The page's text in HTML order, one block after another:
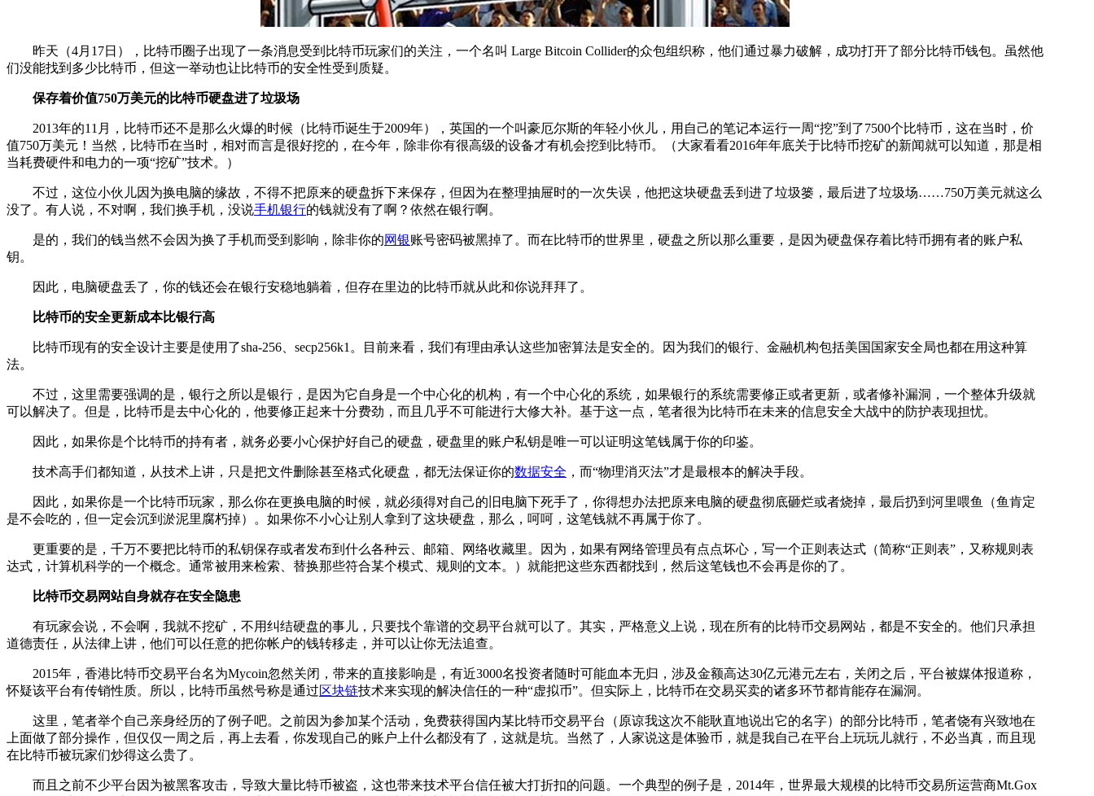
昨天（4月17日），比特币圈子出现了一条消息受到比特币玩家们的关注，一个名叫 Large Bitcoin Collider的众包组织称，他们通过暴力破解，成功打开了部分比特币钱包。虽然他
们没能找到多少比特币，但这一举动也让比特币的安全性受到质疑。
保存着价值750万美元的比特币硬盘进了垃圾场
2013年的11月，比特币还不是那么火爆的时候（比特币诞生于2009年），英国的一个叫豪厄尔斯的年轻小伙儿，用自己的笔记本运行一周“挖”到了7500个比特币，这在当时，价
值750万美元！当然，比特币在当时，相对而言是很好挖的，在今年，除非你有很高级的设备才有机会挖到比特币。（大家看看2016年年底关于比特币挖矿的新闻就可以知道，那是相
当耗费硬件和电力的一项“挖矿”技术。）
不过，这位小伙儿因为换电脑的缘故，不得不把原来的硬盘拆下来保存，但因为在整理抽屉时的一次失误，他把这块硬盘丢到进了垃圾篓，最后进了垃圾场……750万美元就这么
没了。有人说，不对啊，我们换手机，没说手机银行的钱就没有了啊？依然在银行啊。
是的，我们的钱当然不会因为换了手机而受到影响，除非你的网银账号密码被黑掉了。而在比特币的世界里，硬盘之所以那么重要，是因为硬盘保存着比特币拥有者的账户私
钥。
因此，电脑硬盘丢了，你的钱还会在银行安稳地躺着，但存在里边的比特币就从此和你说拜拜了。
比特币的安全更新成本比银行高
比特币现有的安全设计主要是使用了sha-256、secp256k1。目前来看，我们有理由承认这些加密算法是安全的。因为我们的银行、金融机构包括美国国家安全局也都在用这种算
法。
不过，这里需要强调的是，银行之所以是银行，是因为它自身是一个中心化的机构，有一个中心化的系统，如果银行的系统需要修正或者更新，或者修补漏洞，一个整体升级就
可以解决了。但是，比特币是去中心化的，他要修正起来十分费劲，而且几乎不可能进行大修大补。基于这一点，笔者很为比特币在未来的信息安全大战中的防护表现担忧。
因此，如果你是个比特币的持有者，就务必要小心保护好自己的硬盘，硬盘里的账户私钥是唯一可以证明这笔钱属于你的印鉴。
技术高手们都知道，从技术上讲，只是把文件删除甚至格式化硬盘，都无法保证你的数据安全 ，而“物理消灭法”才是最根本的解决手段。
因此，如果你是一个比特币玩家，那么你在更换电脑的时候，就必须得对自己的旧电脑下死手了，你得想办法把原来电脑的硬盘彻底砸烂或者烧掉，最后扔到河里喂鱼（鱼肯定
是不会吃的，但一定会沉到淤泥里腐朽掉）。如果你不小心让别人拿到了这块硬盘，那么，呵呵，这笔钱就不再属于你了。
更重要的是，千万不要把比特币的私钥保存或者发布到什么各种云、邮箱、网络收藏里。因为，如果有网络管理员有点点坏心，写一个正则表达式（简称“正则表”，又称规则表
达式，计算机科学的一个概念。通常被用来检索、替换那些符合某个模式、规则的文本。）就能把这些东西都找到，然后这笔钱也不会再是你的了。
比特币交易网站自身就存在安全隐患
有玩家会说，不会啊，我就不挖矿，不用纠结硬盘的事儿，只要找个靠谱的交易平台就可以了。其实，严格意义上说，现在所有的比特币交易网站，都是不安全的。他们只承担
道德责任，从法律上讲，他们可以任意的把你帐户的钱转移走，并可以让你无法追查。
2015年，香港比特币交易平台名为Mycoin忽然关闭，带来的直接影响是，有近3000名投资者随时可能血本无归，涉及金额高达30亿元港元左右，关闭之后，平台被媒体报道称，
怀疑该平台有传销性质。所以，比特币虽然号称是通过区块链技术来实现的解决信任的一种“虚拟币”。但实际上，比特币在交易买卖的诸多环节都肯能存在漏洞。
这里，笔者举个自己亲身经历的了例子吧。之前因为参加某个活动，免费获得国内某比特币交易平台（原谅我这次不能耿直地说出它的名字）的部分比特币，笔者饶有兴致地在
上面做了部分操作，但仅仅一周之后，再上去看，你发现自己的账户上什么都没有了，这就是坑。当然了，人家说这是体验币，就是我自己在平台上玩玩儿就行，不必当真，而且现
在比特币被玩家们炒得这么贵了。
而且之前不少平台因为被黑客攻击，导致大量比特币被盗，这也带来技术平台信任被大打折扣的问题。一个典型的例子是，2014年，世界最大规模的比特币交易所运营商Mt.Gox